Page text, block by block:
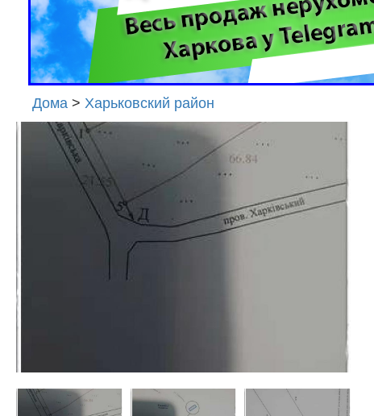
Дома > Харьковский район
Агенство
недвижимости
"Аверс"